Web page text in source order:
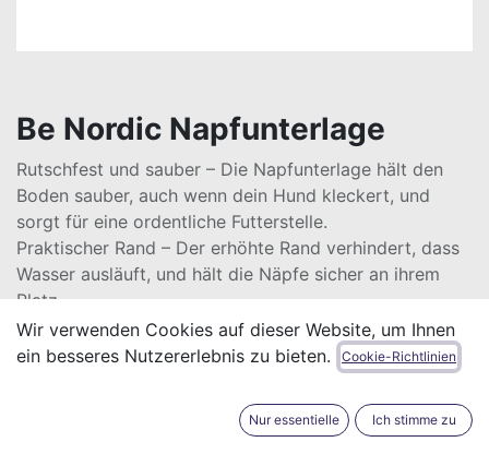
Be Nordic Napfunterlage
Rutschfest und sauber – Die Napfunterlage hält den
Boden sauber, auch wenn dein Hund kleckert, und
sorgt für eine ordentliche Futterstelle.
Praktischer Rand – Der erhöhte Rand verhindert, dass
Wasser ausläuft, und hält die Näpfe sicher an ihrem
Platz.
Stylisches Design – Mit dem schlichten BE-NORDIC-
Druck bringt die Unterlage ein Stück Urlaubsgefühl in
dein Zuhause und ist spülmaschinengeeignet für
Wir verwenden Cookies auf dieser Website, um Ihnen
ein besseres Nutzererlebnis zu bieten.
Cookie-Richtlinien
Nur essentielle Ich stimme zu